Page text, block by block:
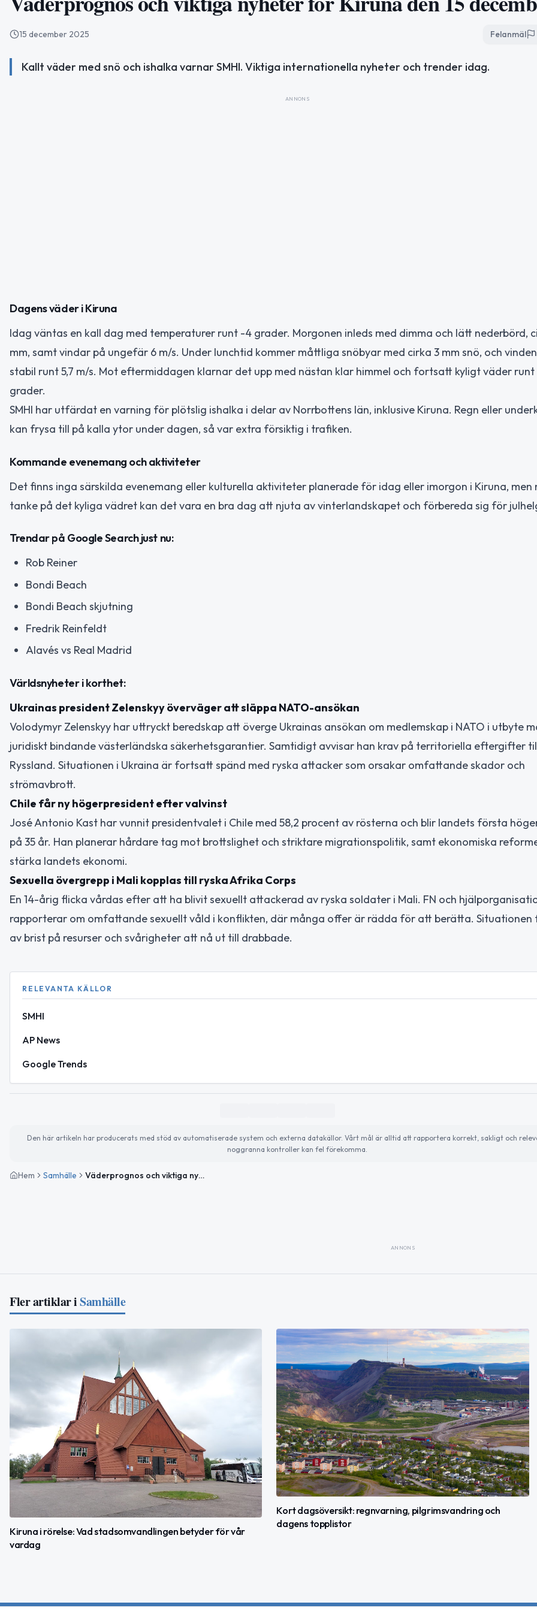
15 december 2025 Felanmäl
Kallt väder med snö och ishalka varnar SMHI. Viktiga internationella nyheter och trender idag.
ANNONS
Dagens väder i Kiruna
Idag väntas en kall dag med temperaturer runt -4 grader. Morgonen inleds med dimma och lätt nederbörd,
mm, samt vindar på ungefär 6 m/s. Under lunchtid kommer måttliga snöbyar med cirka 3 mm snö, och
stabil runt 5,7 m/s. Mot eftermiddagen klarnar det upp med nästan klar himmel och fortsatt kyligt väder
grader.
SMHI har utfärdat en varning för plötslig ishalka i delar av Norrbottens län, inklusive Kiruna. Regn eller
kan frysa till på kalla ytor under dagen, så var extra försiktig i trafiken.
Kommande evenemang och aktiviteter
Det finns inga särskilda evenemang eller kulturella aktiviteter planerade för idag eller imorgon i Kiruna, men
tanke på det kyliga vädret kan det vara en bra dag att njuta av vinterlandskapet och förbereda sig för
Trendar på Google Search just nu:
Rob Reiner
Bondi Beach
Bondi Beach skjutning
Fredrik Reinfeldt
Alavés vs Real Madrid
Världsnyheter i korthet:
Ukrainas president Zelenskyy överväger att släppa NATO-ansökan
Volodymyr Zelenskyy har uttryckt beredskap att överge Ukrainas ansökan om medlemskap i NATO i utbyte
juridiskt bindande västerländska säkerhetsgarantier. Samtidigt avvisar han krav på territoriella eftergifter
Ryssland. Situationen i Ukraina är fortsatt spänd med ryska attacker som orsakar omfattande skador och
strömavbrott.
Chile får ny högerpresident efter valvinst
José Antonio Kast har vunnit presidentvalet i Chile med 58,2 procent av rösterna och blir landets första
på 35 år. Han planerar hårdare tag mot brottslighet och striktare migrationspolitik, samt ekonomiska
stärka landets ekonomi.
Sexuella övergrepp i Mali kopplas till ryska Afrika Corps
En 14-årig flicka vårdas efter att ha blivit sexuellt attackerad av ryska soldater i Mali. FN och
rapporterar om omfattande sexuellt våld i konflikten, där många offer är rädda för att berätta. Situationen
av brist på resurser och svårigheter att nå ut till drabbade.
RELEVANTA KÄLLOR
SMHI
AP News
Google Trends
Den här artikeln har producerats med stöd av automatiserade system och externa datakällor. Vårt mål är alltid att rapportera korrekt, sakligt och
noggranna kontroller kan fel förekomma.
Hem Samhälle Väderprognos och viktiga nyheter för Kiruna den 15 december
ANNONS
Fler artiklar iSamhälle
Kiruna i rörelse: Vad stadsomvandlingen betyder för vår
vardag
Kort dagsöversikt: regnvarning, pilgrimsvandring och
dagens topplistor